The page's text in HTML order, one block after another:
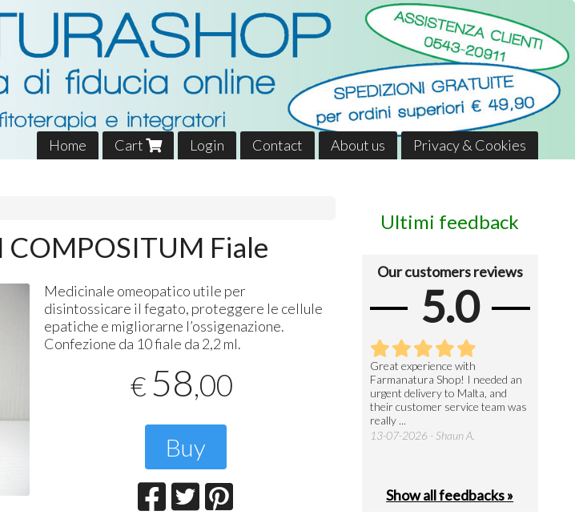
Home Cart Login Contact About us Privacy & Cookies
COMPOSITUM Fiale
Medicinale omeopatico utile per
disintossicare il fegato, proteggere le cellule
epatiche e migliorarne l’ossigenazione.
Confezione da 10 fiale da 2,2 ml.
€ 58,00
Buy
Ultimi feedback
Our customers reviews
5.0
27-07-2026 - Ruggero V.
Great experience with
Farmanatura Shop! I needed an
urgent delivery to Malta, and
their customer service team was
really ...
13-07-2026 - Shaun A.
Show all feedbacks »